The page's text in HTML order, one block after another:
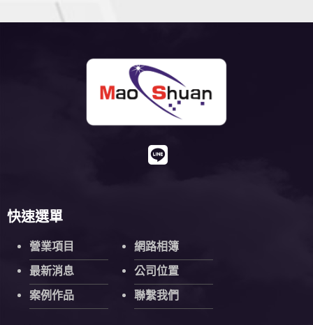
快速選單
營業項目
最新消息
案例作品
網路相簿
公司位置
聯繫我們